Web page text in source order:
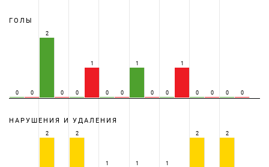
ГОЛЫ
0 0
2
0 0
1
0 0
1
0 0
1
0 0 0 0
НАРУШЕНИЯ И УДАЛЕНИЯ
2 2
1 1 1
2 2